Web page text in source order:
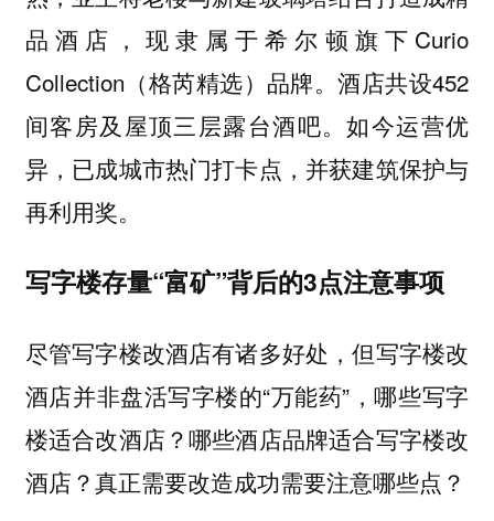
品酒店，现隶属于希尔顿旗下Curio
Collection（格芮精选）品牌。酒店共设452
间客房及屋顶三层露台酒吧。如今运营优
异，已成城市热门打卡点，并获建筑保护与
再利用奖。
写字楼存量“富矿”背后的3点注意事项
尽管写字楼改酒店有诸多好处，但写字楼改
酒店并非盘活写字楼的“万能药”，哪些写字
楼适合改酒店？哪些酒店品牌适合写字楼改
酒店？真正需要改造成功需要注意哪些点？